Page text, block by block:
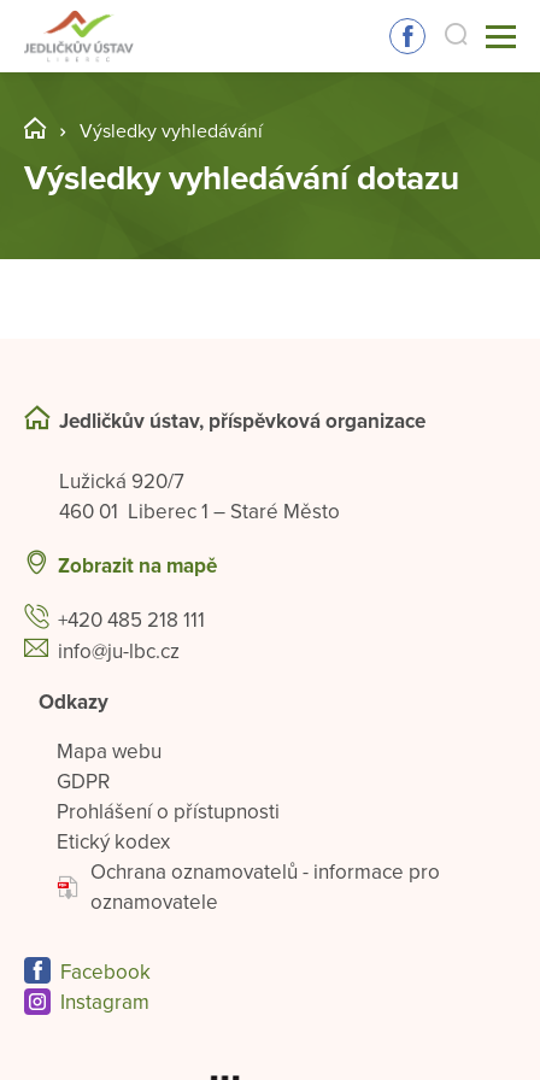
Výsledky vyhledávání
Výsledky vyhledávání dotazu
Jedličkův ústav, příspěvková organizace
Lužická 920/7
460 01 Liberec 1 – Staré Město
Zobrazit na mapě
+420 485 218 111
info@ju-lbc.cz
Odkazy
Mapa webu
GDPR
Prohlášení o přístupnosti
Etický kodex
Ochrana oznamovatelů - informace pro
oznamovatele
Facebook
Instagram